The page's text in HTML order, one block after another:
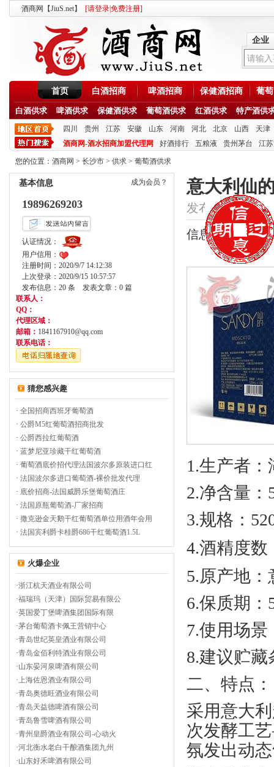
酒商网【JiuS.net】 [请登录免费注册]
企业
首页 白酒招商 啤酒招商 保健酒招商 葡
白酒供求 啤酒供求 保健酒供求 葡萄酒供求 红酒供求 特产酒供
四川 贵州 江苏 安徽 山东 河南 河北 北京 山西
天津
酒商网-酒水招商加盟代理网
好酒排行 五粮液 贵州茅台 江
您的位置： 酒商网 > 长沙市 > 供求 > 葡萄酒供求
成为会员？
基本信息
19896269203
认证情况：
用户信用：
注册时间：2020/9/7 14:12:38
上次登录：2020/9/15 10:57:57
发布信息：20 条 发表文章：0 篇
联系人：
QQ：
代理区域：
邮箱： 1841167910@qq.com
联系电话：
猜您感兴趣
· 全国招商西班牙葡萄酒
· 公爵M5红葡萄酒招商批发
· 公爵西拉红葡萄酒
· 蓝梦尼亚珍藏干红葡萄酒
· 葡萄酒底价招代理法国波尔多原装进口红
· 法国波尔多进口葡萄酒-裸价批发代理
· 底价招商-法国威爵乐堡葡萄酒庄
· 法国原瓶葡萄酒-厂家招商
· 撒克逊金天鹅干红葡萄酒单位用酒年会用
· 法国宾利爵卡桂爵686干红葡萄酒1.5L
火爆企业
·浙江杭天酒业有限公司
·福瑞玛（天津）国际贸易有限公
·英国爱丁堡啤酒集团国际有限
·茅台葡萄酒卡佩王营销中心
·青岛世纪英皇酒业有限公司
·青岛金佰利特酒业有限公司
·山东晏河泉啤酒有限公司
·上海佐恩酒业有限公司
·青岛奥德旺酒业有限公司
·青岛天益德啤酒有限公司
·青岛鲁雪啤酒有限公司
·青州皇爵酒业有限公司-心动火
·河北衡水老白干酿酒集团九州
·山东好禾啤酒有限公司
意大利仙
发布时间：
信息类型：供应
1.生产者：
2.净含量 ：
3.规格 ：
4.酒精度数
5.原产地：
6.保质期 ：
7.使用场景
8.建议贮藏
二、特点：
采用意大
次发酵工艺
氛发出动